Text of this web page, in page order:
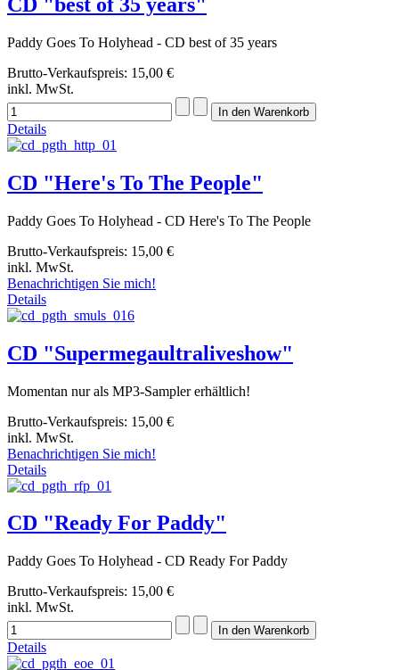
Paddy Goes To Holyhead - CD best of 35 years
Brutto-Verkaufspreis: 15,00 €
inkl. MwSt.
Details
CD "Here's To The People"
Paddy Goes To Holyhead - CD Here's To The People
Brutto-Verkaufspreis: 15,00 €
inkl. MwSt.
Benachrichtigen Sie mich!
Details
CD "Supermegaultraliveshow"
Momentan nur als MP3-Sampler erhältlich!
Brutto-Verkaufspreis: 15,00 €
inkl. MwSt.
Benachrichtigen Sie mich!
Details
CD "Ready For Paddy"
Paddy Goes To Holyhead - CD Ready For Paddy
Brutto-Verkaufspreis: 15,00 €
inkl. MwSt.
Details